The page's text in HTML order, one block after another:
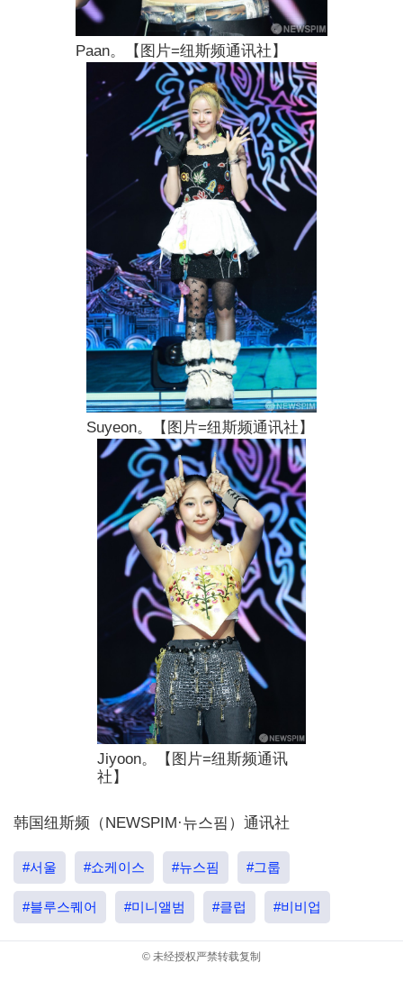
Paan。【图片=纽斯频通讯社】
Suyeon。【图片=纽斯频通讯社】
Jiyoon。【图片=纽斯频通讯
社】
韩国纽斯频（NEWSPIM·뉴스핌）通讯社
#서울 #쇼케이스 #뉴스핌 #그룹
#블루스퀘어 #미니앨범 #클럽 #비비업
© 未经授权严禁转载复制